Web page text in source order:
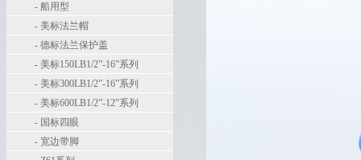
- 船用型
- 美标法兰帽
- 德标法兰保护盖
- 美标150LB1/2”-16”系列
- 美标300LB1/2”-16”系列
- 美标600LB1/2”-12”系列
- 国标四眼
- 宽边带脚